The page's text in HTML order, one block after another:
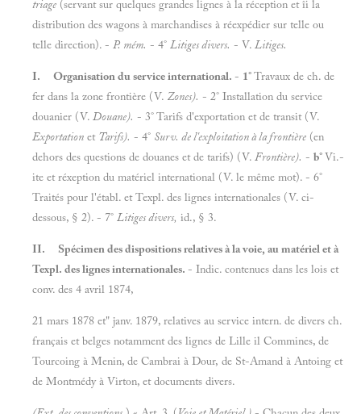
triage (servant sur quelques grandes lignes à la réception et îi la
distribution des wagons à marchandises à réexpédier sur telle ou
telle direction). - P. mém. - 4° Litiges divers. - V. Litiges.
I. Organisation du service international. - 1°Travaux de ch. de
fer dans la zone frontière (V. Zones). - 2° Installation du service
douanier (V. Douane). - 3° Tarifs d'exportation et de transit (V.
Exportation et Tarifs). - 4° Surv. de l'exploitation à la frontière (en
dehors des questions de douanes et de tarifs) (V. Frontière). - b°Vi.-
ite et réxeption du matériel international (V. le même mot). - 6°
Traités pour l'établ. et Texpl. des lignes internationales (V. ci-
dessous, § 2). - 7° Litiges divers, id., § 3.
II.
Spécimen des dispositions relatives à la voie, au matériel et à
Texpl. des lignes internationales. - Indic. contenues dans les lois et
conv. des 4 avril 1874,
21 mars 1878 et" janv. 1879, relatives au service intern. de divers ch.
français et belges notamment des lignes de Lille il Commines, de
Tourcoing à Menin, de Cambrai à Dour, de St-Amand à Antoing et
de Montmédy à Virton, et documents divers.